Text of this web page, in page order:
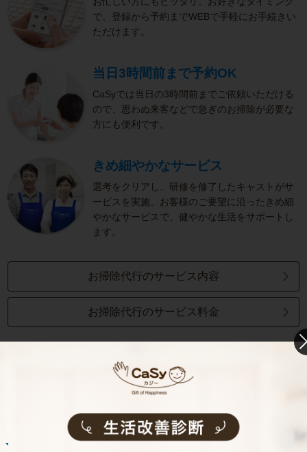
で、登録から予約までWEBで手軽にお手続きい
ただけます。
当日3時間前まで予約OK
CaSyでは当日の3時間前までご依頼いただける
ので、思わぬ来客などで急ぎのお掃除が必要な
方にも便利です。
きめ細やかなサービス
選考をクリアし、研修を修了したキャストがサ
ービスを実施。お客様のご要望に沿ったきめ細
やかなサービスで、健やかな生活をサポートし
ます。
お掃除代行のサービス内容
お掃除代行のサービス料金
ご利用者インタビュー